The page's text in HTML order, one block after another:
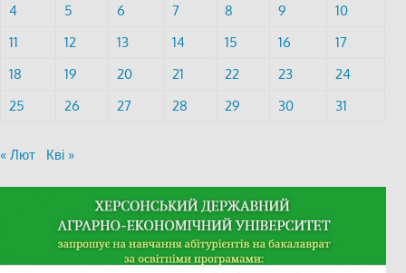
4
5 6 7 8 9
10
11
12 13 14 15 16
17
18
19 20 21 22 23
24
25
26 27 28 29 30 31
« Лют Кві »